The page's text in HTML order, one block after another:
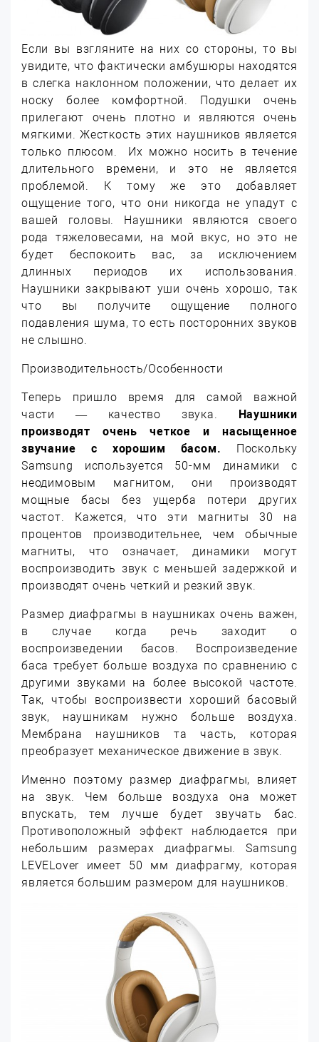
Если вы взгляните на них со стороны, то вы
увидите, что фактически амбушюры находятся
в слегка наклонном положении, что делает их
носку более комфортной. Подушки очень
прилегают очень плотно и являются очень
мягкими. Жесткость этих наушников является
только плюсом. Их можно носить в течение
длительного времени, и это не является
проблемой. К тому же это добавляет
ощущение того, что они никогда не упадут с
вашей головы. Наушники являются своего
рода тяжеловесами, на мой вкус, но это не
будет беспокоить вас, за исключением
длинных периодов их использования.
Наушники закрывают уши очень хорошо, так
что вы получите ощущение полного
подавления шума, то есть посторонних звуков
не слышно.
Производительность/Особенности
Теперь пришло время для самой важной
части — качество звука. Наушники
производят очень четкое и насыщенное
звучание с хорошим басом. Поскольку
Samsung используется 50-мм динамики с
неодимовым магнитом, они производят
мощные басы без ущерба потери других
частот. Кажется, что эти магниты 30 на
процентов производительнее, чем обычные
магниты, что означает, динамики могут
воспроизводить звук с меньшей задержкой и
производят очень четкий и резкий звук.
Размер диафрагмы в наушниках очень важен,
в случае когда речь заходит о
воспроизведении басов. Воспроизведение
баса требует больше воздуха по сравнению с
другими звуками на более высокой частоте.
Так, чтобы воспроизвести хороший басовый
звук, наушникам нужно больше воздуха.
Мембрана наушников та часть, которая
преобразует механическое движение в звук.
Именно поэтому размер диафрагмы, влияет
на звук. Чем больше воздуха она может
впускать, тем лучше будет звучать бас.
Противоположный эффект наблюдается при
небольшим размерах диафрагмы. Samsung
LEVELover имеет 50 мм диафрагму, которая
является большим размером для наушников.